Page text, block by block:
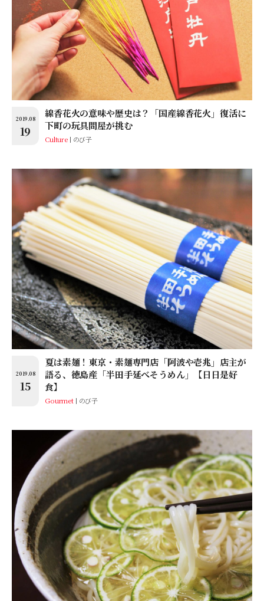
2019.08
19
線香花火の意味や歴史は？「国産線香花火」復活に
下町の玩具問屋が挑む
Culture のび子
2019.08
15
夏は素麺！東京・素麺専門店「阿波や壱兆」店主が
語る、徳島産「半田手延べそうめん」【日日是好
食】
Gourmet のび子